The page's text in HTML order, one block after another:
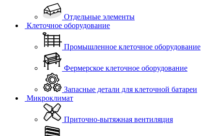
Отдельные элементы
Клеточное оборудование
Промышленное клеточное оборудование
Фермерское клеточное оборудование
Запасные детали для клеточной батареи
Микроклимат
Приточно-вытяжная вентиляция